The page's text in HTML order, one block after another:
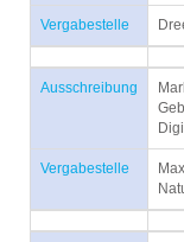
Vergabestelle
Ausschreibung
Vergabestelle